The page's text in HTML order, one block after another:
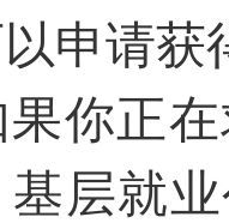
申请获
正在求
基层就